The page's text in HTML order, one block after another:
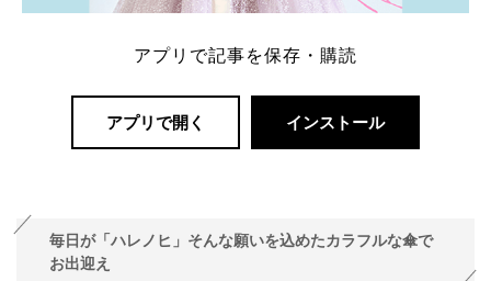
アプリで記事を保存・購読
アプリで開く インストール
毎日が「ハレノヒ」そんな願いを込めたカラフルな傘で
お出迎え